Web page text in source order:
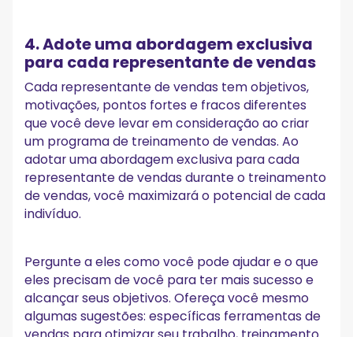
4. Adote uma abordagem exclusiva
para cada representante de vendas
Cada representante de vendas tem objetivos,
motivações, pontos fortes e fracos diferentes
que você deve levar em consideração ao criar
um programa de treinamento de vendas. Ao
adotar uma abordagem exclusiva para cada
representante de vendas durante o treinamento
de vendas, você maximizará o potencial de cada
indivíduo.
Pergunte a eles como você pode ajudar e o que
eles precisam de você para ter mais sucesso e
alcançar seus objetivos. Ofereça você mesmo
algumas sugestões: específicas ferramentas de